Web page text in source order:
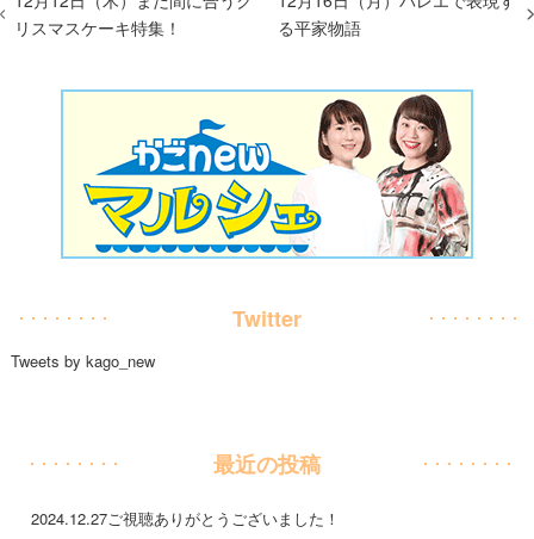
リスマスケーキ特集！
る平家物語
Twitter
Tweets by kago_new
最近の投稿
2024.12.27ご視聴ありがとうございました！